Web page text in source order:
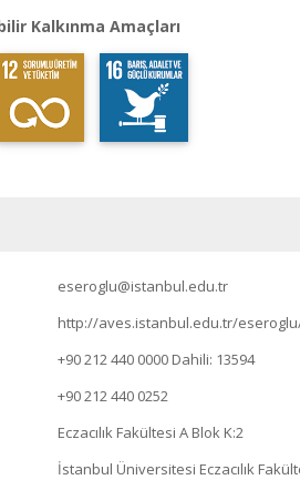
Kalkınma Amaçları
eseroglu@istanbul.edu.tr
http://aves.istanbul.edu.tr/
+90 212 440 0000 Dahili: 13594
+90 212 440 0252
Eczacılık Fakültesi A Blok K:2
İstanbul Üniversitesi Eczacılık